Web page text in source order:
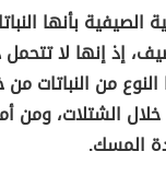
الصيفية بأنها
إذ إنها لا تتحمل
النوع من النباتات من
الشتلات، ومن
المسك.